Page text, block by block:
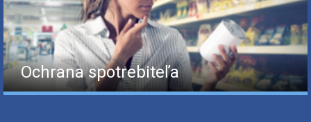
Ochrana spotrebiteľa